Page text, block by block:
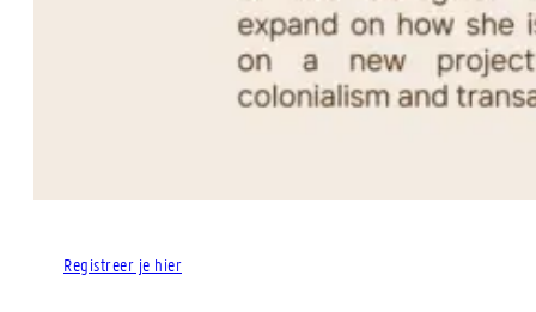
Registreer je hier